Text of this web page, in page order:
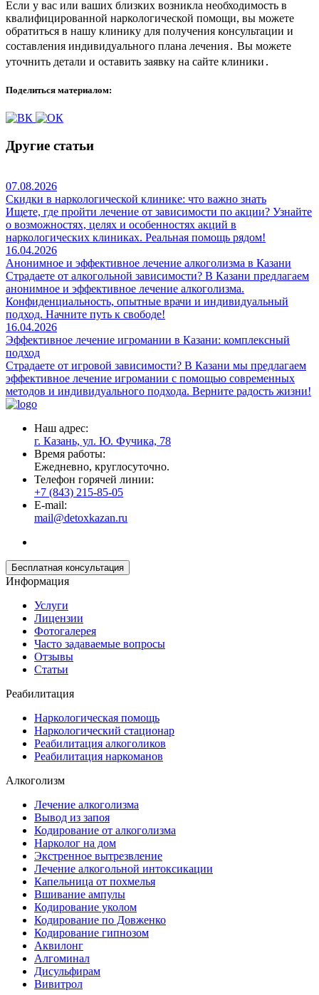
Если у вас или ваших близких возникла необходимость в
квалифицированной наркологической помощи, вы можете
обратиться в нашу клинику для получения консультации и
составления индивидуального плана лечения․ Вы можете
уточнить детали и оставить заявку на сайте клиники․
Поделиться материалом:
Другие статьи
07.08.2026
Скидки в наркологической клинике: что важно знать
Ищете, где пройти лечение от зависимости по акции? Узнайте
о возможностях, целях и особенностях акций в
наркологических клиниках. Реальная помощь рядом!
16.04.2026
Анонимное и эффективное лечение алкоголизма в Казани
Страдаете от алкогольной зависимости? В Казани предлагаем
анонимное и эффективное лечение алкоголизма.
Конфиденциальность, опытные врачи и индивидуальный
подход. Начните путь к свободе!
16.04.2026
Эффективное лечение игромании в Казани: комплексный
подход
Страдаете от игровой зависимости? В Казани мы предлагаем
эффективное лечение игромании с помощью современных
методов и индивидуального подхода. Верните радость жизни!
Наш адрес:
г. Казань, ул. Ю. Фучика, 78
Время работы:
Ежедневно, круглосуточно.
Телефон горячей линии:
+7 (843) 215-85-05
E-mail:
mail@detoxkazan.ru
Бесплатная консультация
Информация
Услуги
Лицензии
Фотогалерея
Часто задаваемые вопросы
Отзывы
Статьи
Реабилитация
Наркологическая помощь
Наркологический стационар
Реабилитация алкоголиков
Реабилитация наркоманов
Алкоголизм
Лечение алкоголизма
Вывод из запоя
Кодирование от алкоголизма
Нарколог на дом
Экстренное вытрезвление
Лечение алкогольной интоксикации
Капельница от похмелья
Вшивание ампулы
Кодирование уколом
Кодирование по Довженко
Кодирование гипнозом
Аквилонг
Алгоминал
Дисульфирам
Вивитрол